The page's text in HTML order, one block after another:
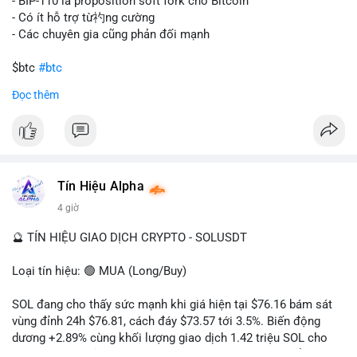
gây sốc thanh khoản tức thời, nhưng vẫn đủ sức tạo biến động
tâm lý ngắn hạn nếu hướng đến sàn tập trung.
Lời khuyên cho nhà đầu tư nhỏ lẻ:
hướng đi của dòng tiền. Tránh hành động theo cảm xúc, ưu
rõ ràng về đích đến của số BTC này.
#dongtienlon
- Có ít hỗ trợ từ礿ng cường
- Các chuyên gia cũng phản đối mạnh
$btc #btc
#vlikevn
📰 Nguồn: CoinDesk
Đọc thêm
Tín Hiệu Alpha
4 giờ
🔮 TÍN HIỆU GIAO DỊCH CRYPTO - SOLUSDT
Loại tín hiệu: 🟢 MUA (Long/Buy)
SOL đang cho thấy sức mạnh khi giá hiện tại $76.16 bám sát
vùng đỉnh 24h $76.81, cách đáy $73.57 tới 3.5%. Biến động
dương +2.89% cùng khối lượng giao dịch 1.42 triệu SOL cho